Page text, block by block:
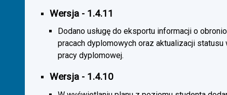
Wersja - 1.4.11
Dodano usługę do eksportu informacji o
pracach dyplomowych oraz aktualizacji
pracy dyplomowej.
Wersja - 1.4.10